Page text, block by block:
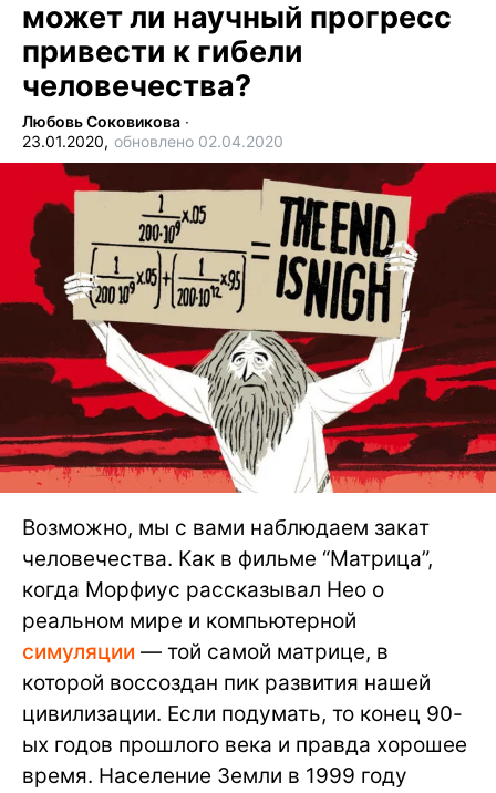
может ли научный прогресс
привести к гибели
человечества?
Любовь Соковикова ∙
23.01.2020, обновлено 02.04.2020
Возможно, мы с вами наблюдаем закат
человечества. Как в фильме “Матрица”,
когда Морфиус рассказывал Нео о
реальном мире и компьютерной
симуляции — той самой матрице, в
которой воссоздан пик развития нашей
цивилизации. Если подумать, то конец 90-
ых годов прошлого века и правда хорошее
время. Население Земли в 1999 году